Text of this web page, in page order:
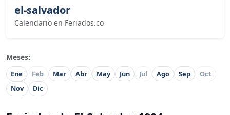
el-salvador
Calendario en Feriados.co
Meses:
Ene Feb Mar Abr May Jun Jul Ago Sep
Oct
Nov
Dic